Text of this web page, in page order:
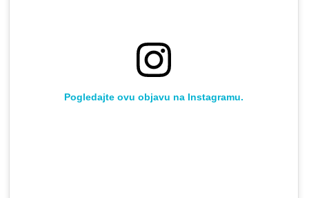
Pogledajte ovu objavu na Instagramu.